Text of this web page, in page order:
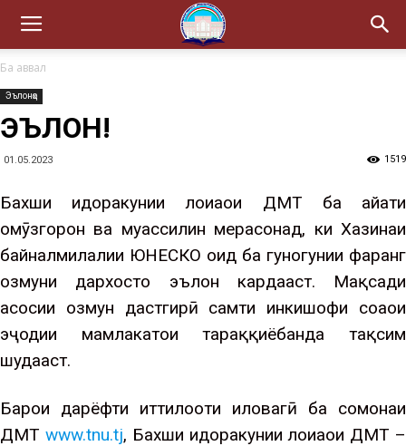
Ба аввал
Эълонҳо
ЭЪЛОН!
01.05.2023 1519
Бахши идоракунии лоиҳаҳои ДМТ ба ҳайати
омӯзгорон ва муҳассилин мерасонад, ки Хазинаи
байналмилалии ЮНЕСКО оид ба гуногунии фарҳанг
озмуни дархостҳо эълон кардааст. Мақсади
асосии озмун дастгирӣ самти инкишофи соҳаҳои
эҷодии мамлакатҳои тараққиёбанда тақсим
шудааст.
Барои дарёфти иттилооти иловагӣ ба сомонаи
ДМТ www.tnu.tj, Бахши идоракунии лоиҳаҳои ДМТ –